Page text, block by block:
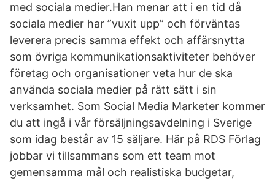
med sociala medier.Han menar att i en tid då
sociala medier har ”vuxit upp” och förväntas
leverera precis samma effekt och affärsnytta
som övriga kommunikationsaktiviteter behöver
företag och organisationer veta hur de ska
använda sociala medier på rätt sätt i sin
verksamhet. Som Social Media Marketer kommer
du att ingå i vår försäljningsavdelning i Sverige
som idag består av 15 säljare. Här på RDS Förlag
jobbar vi tillsammans som ett team mot
gemensamma mål och realistiska budgetar,